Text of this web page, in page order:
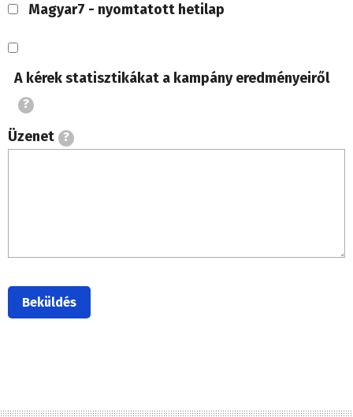
Magyar7 - nyomtatott hetilap
A kérek statisztikákat a kampány eredményeiről
?
Üzenet ?